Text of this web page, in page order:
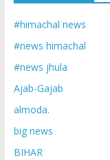
#himachal news
#news himachal
#news jhula
Ajab-Gajab
almoda.
big news
BIHAR